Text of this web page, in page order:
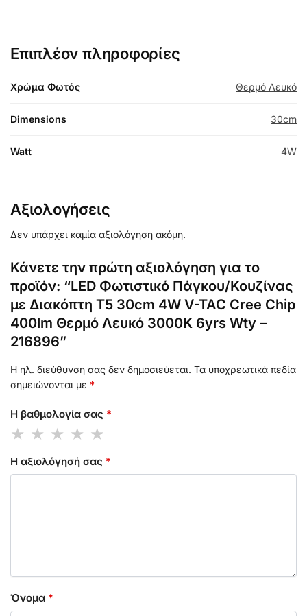
Επιπλέον πληροφορίες
Χρώμα Φωτός Θερμό Λευκό
Dimensions 30cm
Watt 4W
Αξιολογήσεις
Δεν υπάρχει καμία αξιολόγηση ακόμη.
Κάνετε την πρώτη αξιολόγηση για το
προϊόν: “LED Φωτιστικό Πάγκου/Κουζίνας
με Διακόπτη T5 30cm 4W V-TAC Cree Chip
400lm Θερμό Λευκό 3000K 6yrs Wty –
216896”
Η ηλ. διεύθυνση σας δεν δημοσιεύεται. Τα υποχρεωτικά πεδία
σημειώνονται με *
Η βαθμολογία σας *
Η αξιολόγησή σας *
Όνομα *